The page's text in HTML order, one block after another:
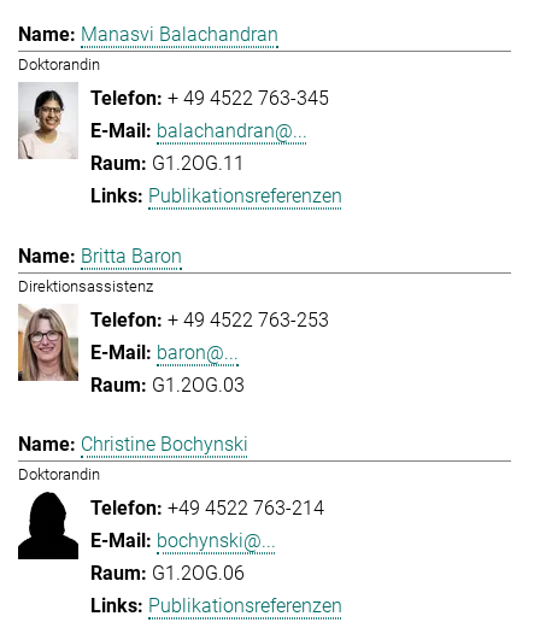
Manasvi Balachandran
Doktorandin
+ 49 4522 763-345
balachandran@...
G1.2OG.11
Publikationsreferenzen
Britta Baron
Direktionsassistenz
+ 49 4522 763-253
baron@...
G1.2OG.03
Christine Bochynski
Doktorandin
+49 4522 763-214
bochynski@...
G1.2OG.06
Publikationsreferenzen